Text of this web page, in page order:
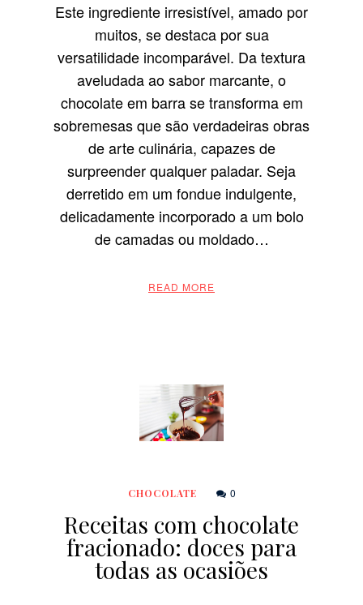
Este ingrediente irresistível, amado por
muitos, se destaca por sua
versatilidade incomparável. Da textura
aveludada ao sabor marcante, o
chocolate em barra se transforma em
sobremesas que são verdadeiras obras
de arte culinária, capazes de
surpreender qualquer paladar. Seja
derretido em um fondue indulgente,
delicadamente incorporado a um bolo
de camadas ou moldado…
READ MORE
CHOCOLATE 0
Receitas com chocolate
fracionado: doces para
todas as ocasiões